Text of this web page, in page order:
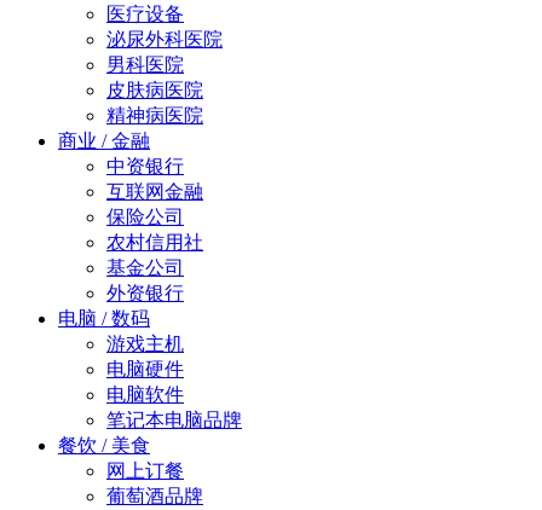
医疗设备
泌尿外科医院
男科医院
皮肤病医院
精神病医院
商业 / 金融
中资银行
互联网金融
保险公司
农村信用社
基金公司
外资银行
电脑 / 数码
游戏主机
电脑硬件
电脑软件
笔记本电脑品牌
餐饮 / 美食
网上订餐
葡萄酒品牌